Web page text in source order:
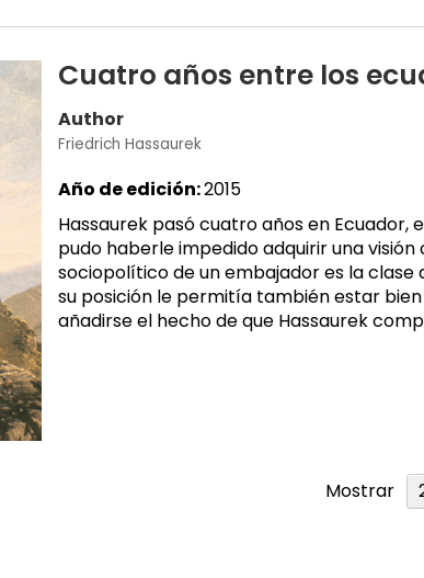
Cuatro años entre los
Author
Friedrich Hassaurek
Año de edición:2015
Hassaurek pasó cuatro años en
pudo haberle impedido adquirir una
sociopolítico de un embajador es la
su posición le permitía también estar
añadirse el hecho de que Hassaurek
Mostrar